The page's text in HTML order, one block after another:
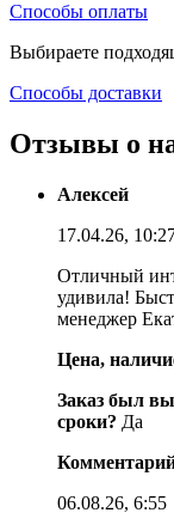
Способы оплаты
Выбираете
Способы доставки
Отзывы о
Алексей
17.04.26,
Отличный
удивила!
менеджер
Цена,
Заказ был
сроки? Да
06.08.26, 6:55